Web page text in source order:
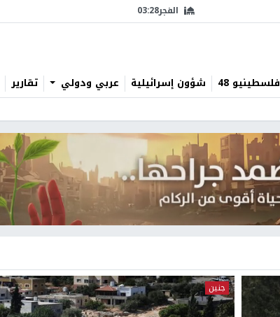
الفجر03:28
فلسطينيو 48 شؤون إسرائيلية عربي ودولي تقارير
جنين